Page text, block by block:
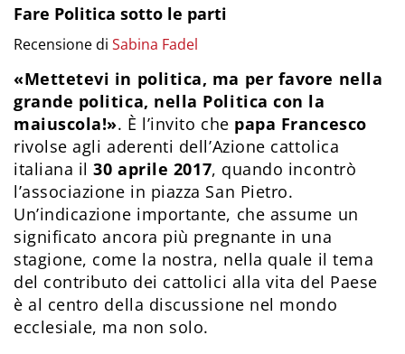
Fare Politica sotto le parti
Recensione di Sabina Fadel
«Mettetevi in politica, ma per favore nella
grande politica, nella Politica con la
maiuscola!». È l’invito che papa Francesco
rivolse agli aderenti dell’Azione cattolica
italiana il30 aprile 2017, quando incontrò
l’associazione in piazza San Pietro.
Un’indicazione importante, che assume un
significato ancora più pregnante in una
stagione, come la nostra, nella quale il tema
del contributo dei cattolici alla vita del Paese
è al centro della discussione nel mondo
ecclesiale, ma non solo.